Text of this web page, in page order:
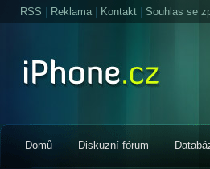
RSS Reklama| Kontakt Souhlas se
Domů Diskuzní fórum